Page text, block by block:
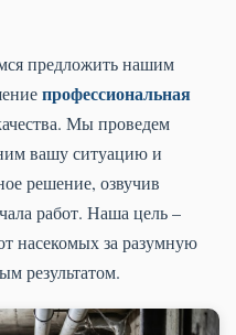
предложить нашим
профессиональная
Мы проведем
вашу ситуацию и
решение, озвучив
работ. Наша цель –
насекомых за разумную
результатом.